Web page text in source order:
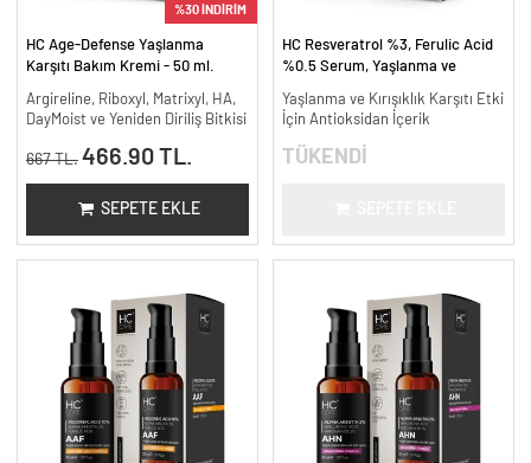
%30 İNDİRİM
HC Age-Defense Yaşlanma
Karşıtı Bakım Kremi - 50 ml.
Argireline, Riboxyl, Matrixyl, HA,
DayMoist ve Yeniden Diriliş Bitkisi
667 TL. 466.90 TL.
SEPETE EKLE
HC Resveratrol %3, Ferulic Acid
%0.5 Serum, Yaşlanma ve
Yaşlanma ve Kırışıklık Karşıtı Etki
İçin Antioksidan İçerik
TÜKENDİ